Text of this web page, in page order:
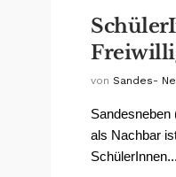
von Sandes-
Sandesneben
als Nachbar
SchülerInnen...